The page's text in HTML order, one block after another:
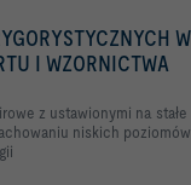
I WZORNICTWA
z ustawionymi na
niskich